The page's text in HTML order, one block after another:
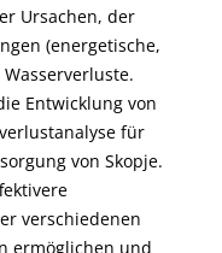
Ursachen, der
(energetische,
Entwicklung von
für
von Skopje.
verschiedenen
ermöglichen und